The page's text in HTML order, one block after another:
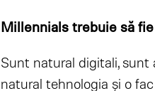
Millennials trebuie să
Sunt natural digitali, sunt
natural tehnologia şi o